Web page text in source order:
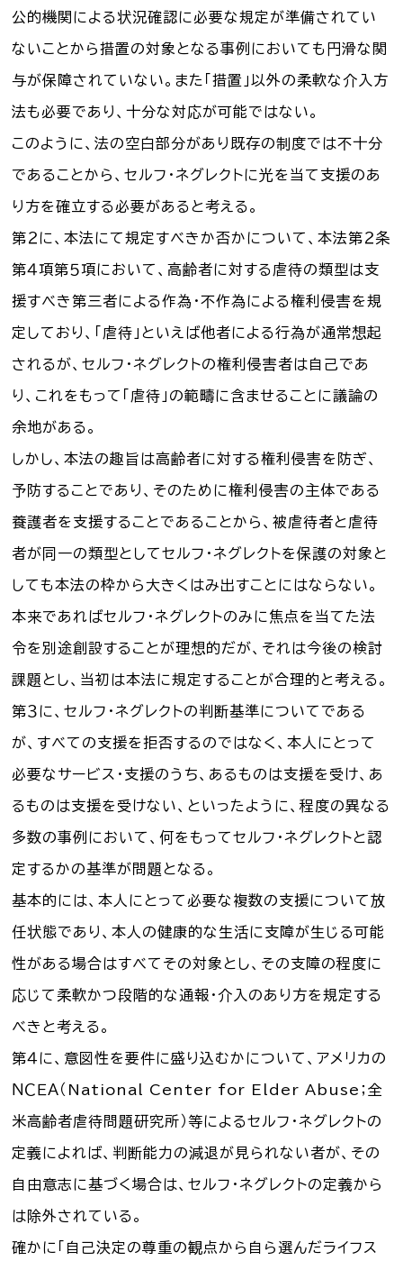
公的機関による状況確認に必要な規定が準備されてい
ないことから措置の対象となる事例においても円滑な関
与が保障されていない。また「措置」以外の柔軟な介入方
法も必要であり、十分な対応が可能ではない。
このように、法の空白部分があり既存の制度では不十分
であることから、セルフ・ネグレクトに光を当て支援のあ
り方を確立する必要があると考える。
第２に、本法にて規定すべきか否かについて、本法第２条
第４項第５項において、高齢者に対する虐待の類型は支
援すべき第三者による作為・不作為による権利侵害を規
定しており、「虐待」といえば他者による行為が通常想起
されるが、セルフ・ネグレクトの権利侵害者は自己であ
り、これをもって「虐待」の範疇に含ませることに議論の
余地がある。
しかし、本法の趣旨は高齢者に対する権利侵害を防ぎ、
予防することであり、そのために権利侵害の主体である
養護者を支援することであることから、被虐待者と虐待
者が同一の類型としてセルフ・ネグレクトを保護の対象と
しても本法の枠から大きくはみ出すことにはならない。
本来であればセルフ・ネグレクトのみに焦点を当てた法
令を別途創設することが理想的だが、それは今後の検討
課題とし、当初は本法に規定することが合理的と考える。
第３に、セルフ・ネグレクトの判断基準についてである
が、すべての支援を拒否するのではなく、本人にとって
必要なサービス・支援のうち、あるものは支援を受け、あ
るものは支援を受けない、といったように、程度の異なる
多数の事例において、何をもってセルフ・ネグレクトと認
定するかの基準が問題となる。
基本的には、本人にとって必要な複数の支援について放
任状態であり、本人の健康的な生活に支障が生じる可能
性がある場合はすべてその対象とし、その支障の程度に
応じて柔軟かつ段階的な通報・介入のあり方を規定する
べきと考える。
第４に、意図性を要件に盛り込むかについて、アメリカの
ＮＣＥＡ（National Center for Elder Abuse；全
米高齢者虐待問題研究所）等によるセルフ・ネグレクトの
定義によれば、判断能力の減退が見られない者が、その
自由意志に基づく場合は、セルフ・ネグレクトの定義から
は除外されている。
確かに「自己決定の尊重の観点から自ら選んだライフス